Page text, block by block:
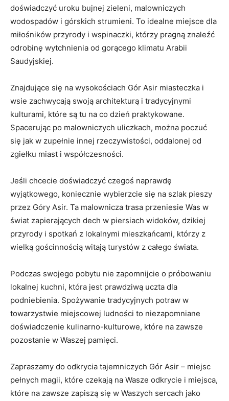
doświadczyć uroku bujnej​ zieleni, malowniczych
⁢wodospadów ⁤i górskich‌ strumieni. To idealne miejsce dla
miłośników przyrody i wspinaczki, którzy ⁢pragną znaleźć⁤
odrobinę⁤ wytchnienia od gorącego klimatu Arabii
Saudyjskiej.
Znajdujące się na wysokościach Gór Asir miasteczka i
wsie zachwycają swoją architekturą ⁤i ⁤tradycyjnymi
kulturami, ‌które są tu na co dzień praktykowane.
Spacerując po malowniczych uliczkach, można‌ poczuć
się jak w ⁢zupełnie innej rzeczywistości, oddalonej od
zgiełku miast i‍ współczesności.
Jeśli chcecie​ doświadczyć ‍czegoś ⁣naprawdę
wyjątkowego, koniecznie wybierzcie się⁤ na szlak pieszy
przez Góry‍ Asir. Ta malownicza trasa przeniesie Was w
⁢świat zapierających dech w piersiach ⁣widoków, dzikiej
przyrody ⁢i spotkań ​z lokalnymi ⁣mieszkańcami, ⁤którzy z
wielką gościnnością witają turystów z całego ‌świata.
Podczas ‍swojego pobytu nie zapomnijcie ‍o próbowaniu
lokalnej kuchni, która jest prawdziwą uczta ⁢dla
podniebienia. Spożywanie ‍tradycyjnych potraw w
towarzystwie miejscowej ludności to niezapomniane
doświadczenie kulinarno-kulturowe, które na zawsze
pozostanie w Waszej pamięci.
Zapraszamy do ⁤odkrycia tajemniczych Gór​ Asir – miejsc
pełnych ⁢magii, które ‌czekają na Wasze odkrycie i miejsca,‍
które na​ zawsze zapiszą się w Waszych sercach jako⁢